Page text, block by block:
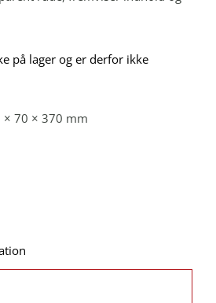
på lager og er derfor ikke
× 70 × 370 mm